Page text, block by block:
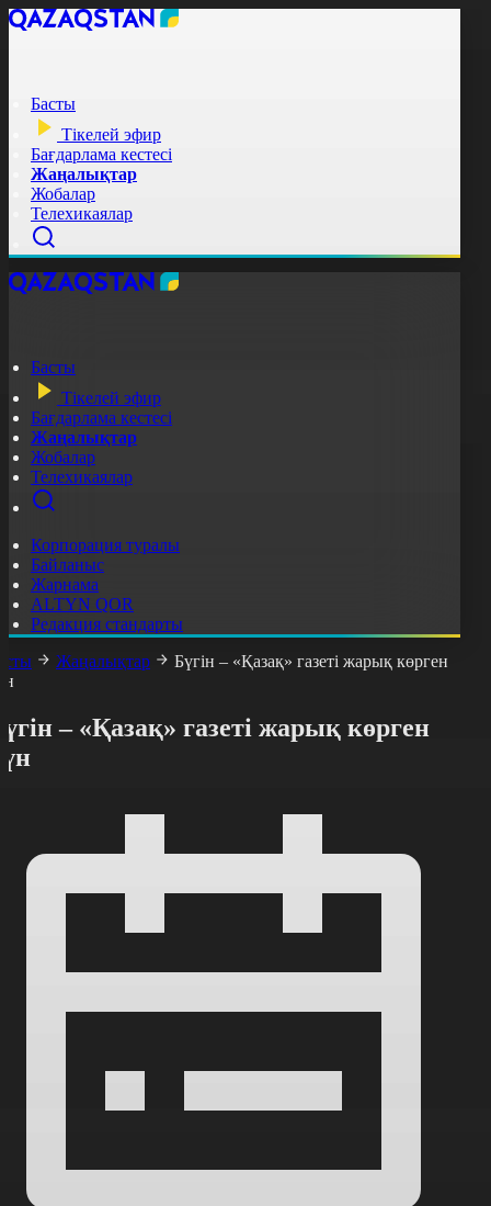
Басты
Тікелей эфир
Бағдарлама кестесі
Жаңалықтар
Жобалар
Телехикаялар
Басты
Тікелей эфир
Бағдарлама кестесі
Жаңалықтар
Жобалар
Телехикаялар
Корпорация туралы
Байланыс
Жарнама
ALTYN QOR
Редакция стандарты
Жаңалықтар
Бүгін – «Қазақ» газеті жарық көрген
– «Қазақ» газеті жарық көрген